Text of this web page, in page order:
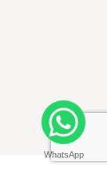
WhatsApp